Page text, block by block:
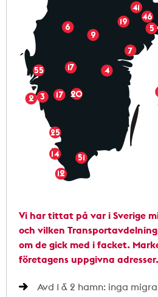
Vi har tittat på var i Sverige
och vilken
om de gick med i facket.
företagens uppgivna adresser.
Avd 1 & 2 hamn: inga